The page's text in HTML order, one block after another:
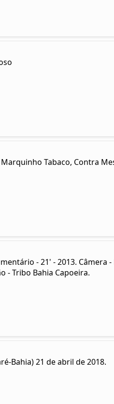
Tabaco, Contra
- 21' - 2013. Câmera
- Tribo Bahia Capoeira.
Bahia) 21 de abril de 2018.